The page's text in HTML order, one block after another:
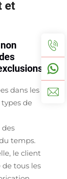
et
dans les
de
temps.
le client
tous les